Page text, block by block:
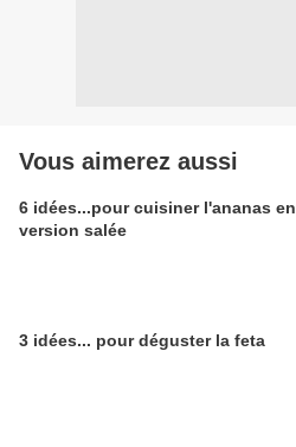
Vous aimerez aussi
6 idées...pour cuisiner l'ananas en
version salée
3 idées... pour déguster la feta